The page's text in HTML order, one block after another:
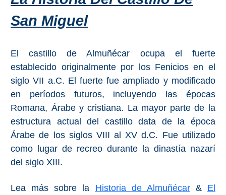
➜
Granada
Malaga
LAS
ALPUJARRAS
➜
Lanjarón
Órgiva
San Miguel
El castillo de Almuñécar ocupa el fuerte
establecido originalmente por los Fenicios en el
siglo VII a.C. El fuerte fue ampliado y modificado
en períodos futuros, incluyendo las épocas
Romana, Árabe y cristiana. La mayor parte de la
estructura actual del castillo data de la época
Árabe de los siglos VIII al XV d.C. Fue utilizado
como lugar de recreo durante la dinastía nazarí
del siglo XIII.
Lea más sobre la Historia de Almuñécar& El